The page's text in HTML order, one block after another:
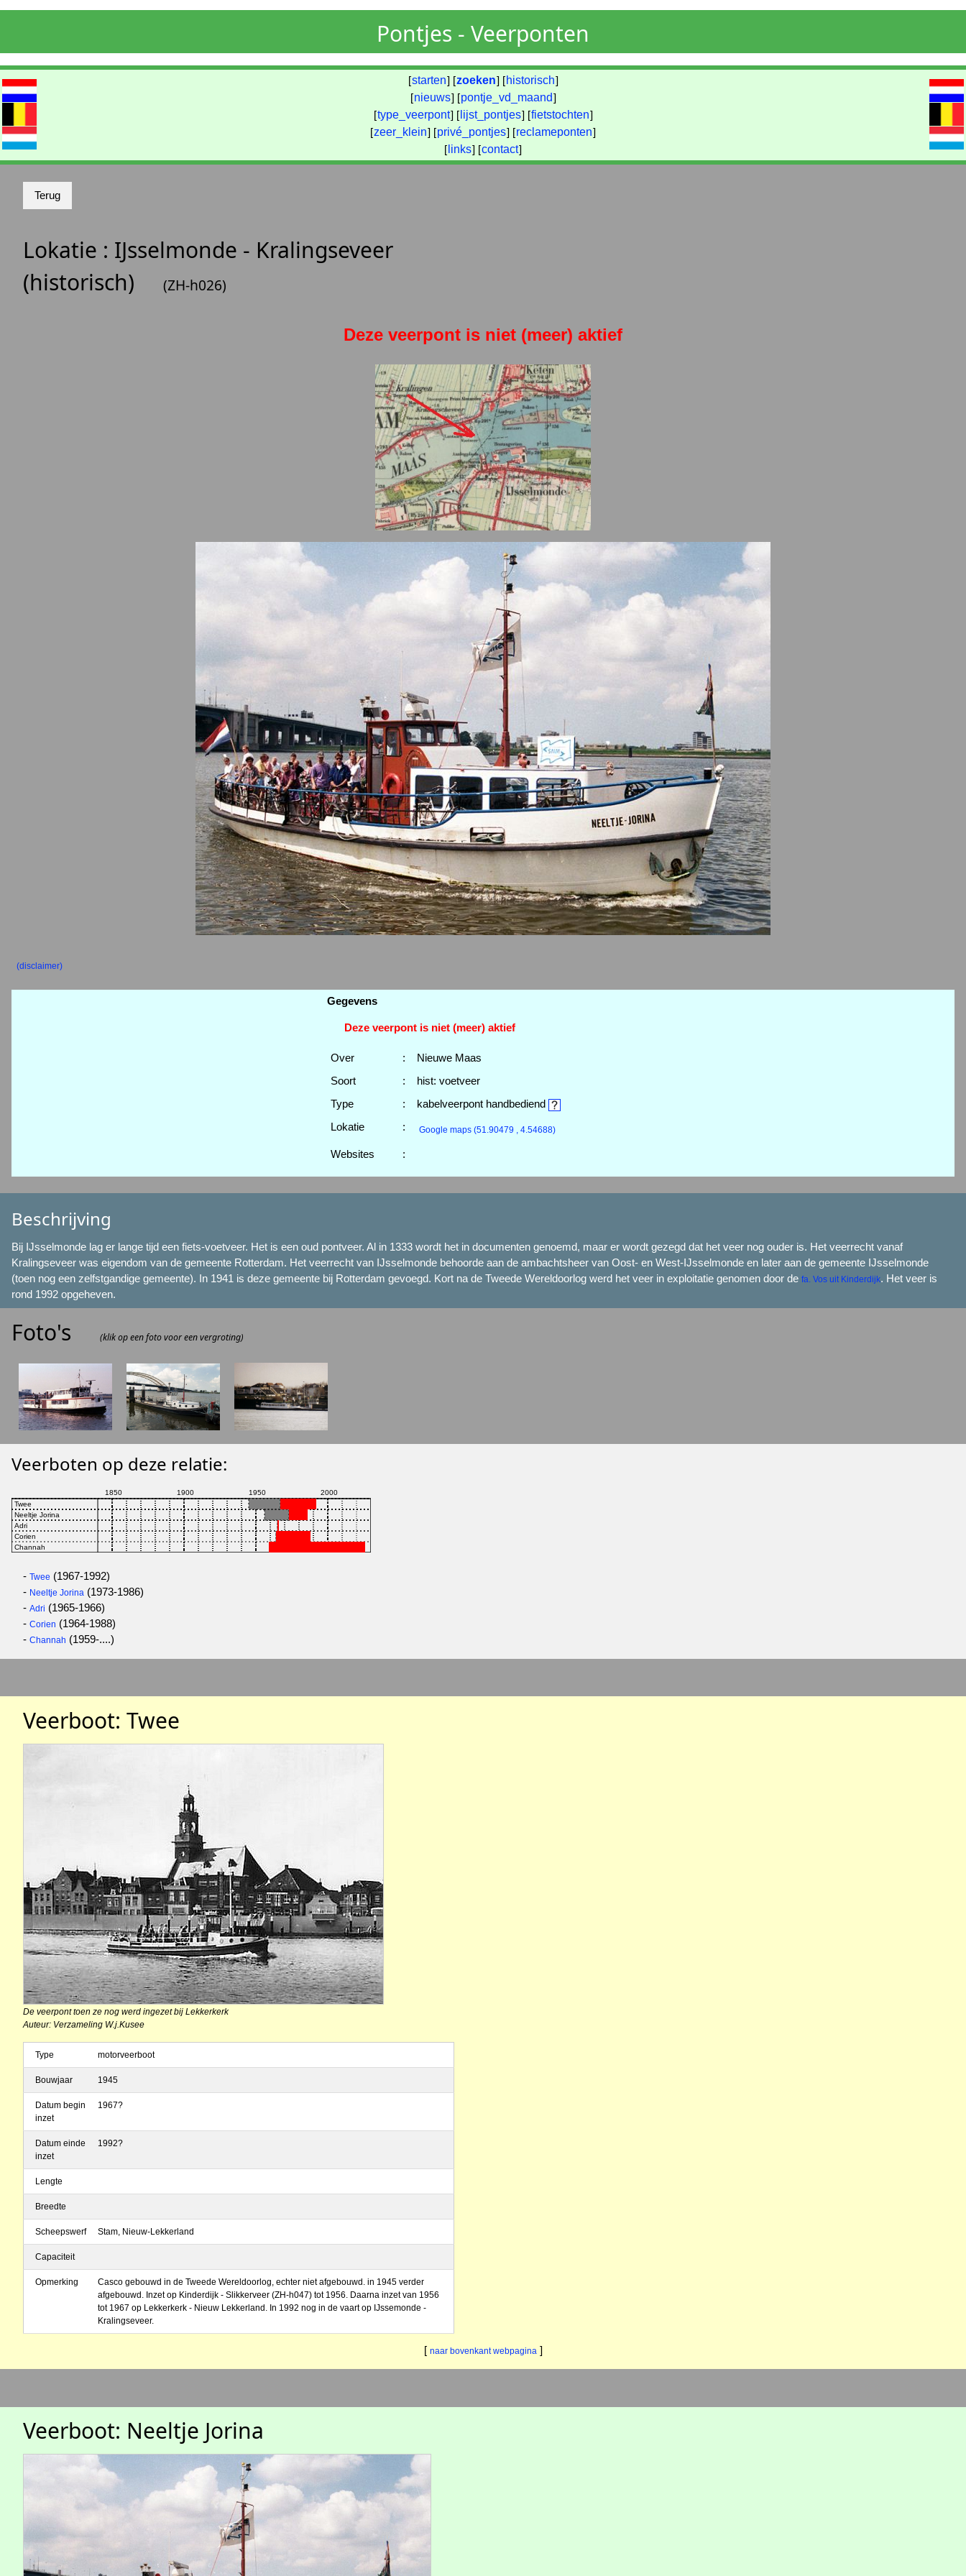
Pontjes - Veerponten
[starten] [zoeken] [ historisch]
[nieuws] [pontje_vd_maand]
[type_veerpont] [ lijst_pontjes] [fietstochten]
[zeer_klein] [privé_pontjes] [reclameponten]
[ links] [contact]
Lokatie : IJsselmonde - Kralingseveer
(historisch)
(ZH-h026)
Deze veerpont is niet (meer) aktief
(disclaimer)
Gegevens
Deze veerpont is niet (meer) aktief
Over :
Nieuwe Maas
Soort
:
hist: voetveer
Type
:
kabelveerpont handbediend
Lokatie
: Google maps (51.90479 , 4.54688)
Websites :
Beschrijving
Bij IJsselmonde lag er lange tijd een fiets-voetveer. Het is een oud pontveer. Al in 1333 wordt het in documenten genoemd, maar er wordt gezegd dat het veer nog ouder is. Het veerrecht vanaf
Kralingseveer was eigendom van de gemeente Rotterdam. Het veerrecht van IJsselmonde behoorde aan de ambachtsheer van Oost- en West-IJsselmonde en later aan de gemeente IJsselmonde
(toen nog een zelfstgandige gemeente). In 1941 is deze gemeente bij Rotterdam gevoegd. Kort na de Tweede Wereldoorlog werd het veer in exploitatie genomen door de fa. Vos uit Kinderdijk. Het veer is
rond 1992 opgeheven.
Foto's (klik op een foto voor een vergroting)
Veerboten op deze relatie:
- Twee (1967-1992)
- Neeltje Jorina (1973-1986)
- Adri (1965-1966)
- Corien (1964-1988)
- Channah (1959-....)
Veerboot: Twee
De veerpont toen ze nog werd ingezet bij Lekkerkerk
Auteur: Verzameling W.j.Kusee
Type motorveerboot
Bouwjaar 1945
Datum begin
inzet
1967?
Datum einde
inzet
1992?
Lengte
Breedte
Scheepswerf Stam, Nieuw-Lekkerland
Capaciteit
Opmerking
Casco gebouwd in de Tweede Wereldoorlog, echter niet afgebouwd. in 1945 verder
afgebouwd. Inzet op Kinderdijk - Slikkerveer (ZH-h047) tot 1956. Daarna inzet van 1956
tot 1967 op Lekkerkerk - Nieuw Lekkerland. In 1992 nog in de vaart op IJssemonde -
Kralingseveer.
[ naar bovenkant webpagina ]
Veerboot: Neeltje Jorina